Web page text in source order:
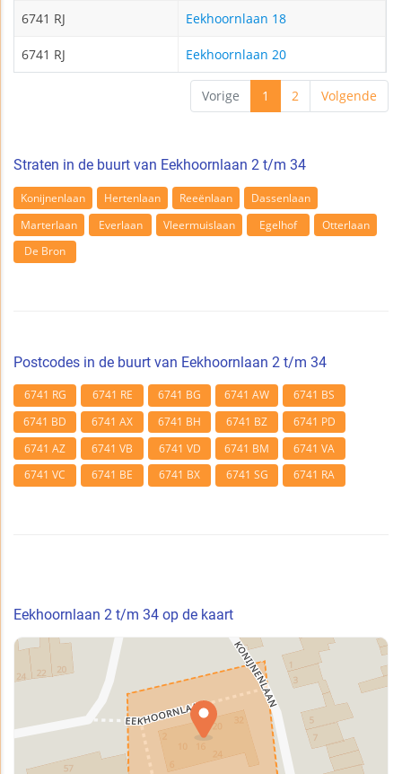
6741 RJ Eekhoornlaan 18
6741 RJ Eekhoornlaan 20
Vorige 1 2 Volgende
Straten in de buurt van Eekhoornlaan 2 t/m 34
Konijnenlaan Hertenlaan Reeënlaan
Dassenlaan
Marterlaan
Everlaan Vleermuislaan Egelhof
Otterlaan
De Bron
Postcodes in de buurt van Eekhoornlaan 2 t/m 34
6741 RG 6741 RE 6741 BG 6741 AW
6741 BS
6741 BD
6741 AX 6741 BH 6741 BZ
6741 PD
6741 AZ
6741 VB 6741 VD 6741 BM
6741 VA
6741 VC
6741 BE 6741 BX 6741 SG 6741 RA
Eekhoornlaan 2 t/m 34 op de kaart